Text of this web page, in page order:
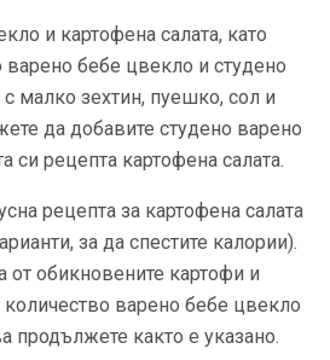
и картофена салата, като
варено бебе цвекло и студено
малко зехтин, пуешко, сол и
да добавите студено варено
рецепта картофена салата.
рецепта за картофена салата
за да спестите калории).
от обикновените картофи и
варено бебе цвекло
продължете както е указано.